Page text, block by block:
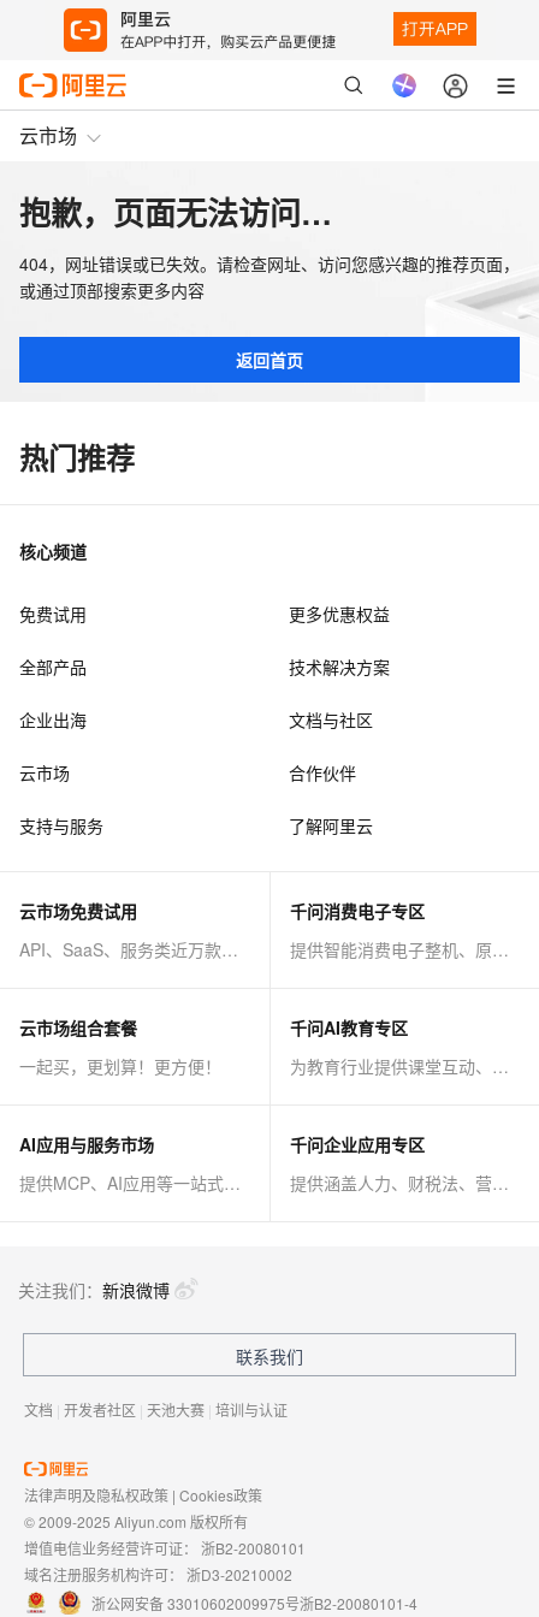
云市场
抱歉，页面无法访问…
404，网址错误或已失效。请检查网址、访问您感兴趣的推荐页面，
或通过顶部搜索更多内容
返回首页
热门推荐
核心频道
免费试用 更多优惠权益
全部产品 技术解决方案
企业出海 文档与社区
云市场 合作伙伴
支持与服务 了解阿里云
云市场免费试用
API、SaaS、服务类近万款商品免费试！
千问消费电子专区
提供智能消费电子整机、原子能力等AI方案
云市场组合套餐
一起买，更划算！更方便！
千问AI教育专区
为教育行业提供课堂互动、课程制作等AI方案
AI应用与服务市场
提供MCP、AI应用等一站式AI解决方案
千问企业应用专区
提供涵盖人力、财税法、营销、客服等AI方案
关注我们： 新浪微博
联系我们
文档 | 开发者社区 | 天池大赛 | 培训与认证
法律声明及隐私权政策 | Cookies政策
© 2009-2025 Aliyun.com 版权所有
增值电信业务经营许可证： 浙B2-20080101
域名注册服务机构许可： 浙D3-20210002
浙公网安备 33010602009975号浙B2-20080101-4